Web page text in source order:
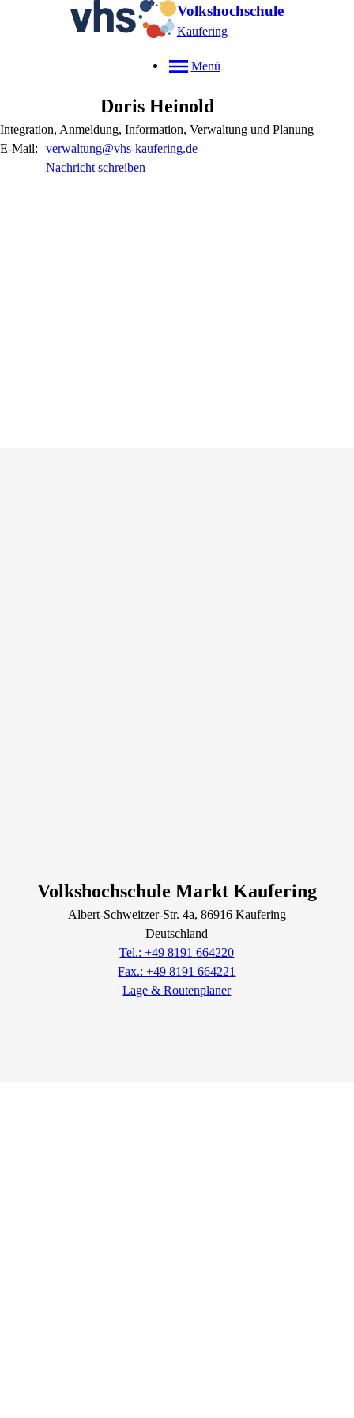
Volkshochschule
Kaufering
Menü
Doris Heinold
Integration, Anmeldung, Information, Verwaltung und Planung
E-Mail:
verwaltung@vhs-kaufering.de
Nachricht schreiben
Volkshochschule Markt Kaufering
Albert-Schweitzer-Str. 4a, 86916 Kaufering
Deutschland
Tel.: +49 8191 664220
Fax.: +49 8191 664221
Lage & Routenplaner